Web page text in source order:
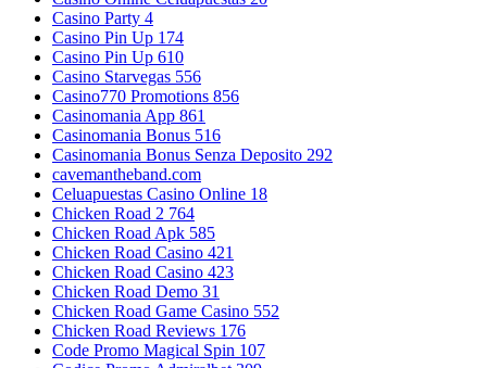
Casino Party 4
Casino Pin Up 174
Casino Pin Up 610
Casino Starvegas 556
Casino770 Promotions 856
Casinomania App 861
Casinomania Bonus 516
Casinomania Bonus Senza Deposito 292
cavemantheband.com
Celuapuestas Casino Online 18
Chicken Road 2 764
Chicken Road Apk 585
Chicken Road Casino 421
Chicken Road Casino 423
Chicken Road Demo 31
Chicken Road Game Casino 552
Chicken Road Reviews 176
Code Promo Magical Spin 107